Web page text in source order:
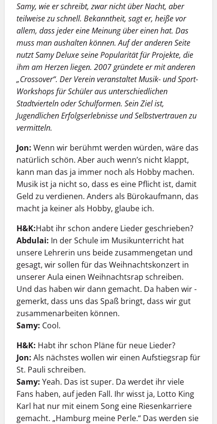
Samy, wie er schreibt, zwar nicht über Nacht, aber
teilweise zu schnell. Bekanntheit, sagt er, heiße vor
allem, dass jeder eine Meinung über einen hat. Das
muss man aushalten können. Auf der anderen Seite
nutzt Samy Deluxe seine Popularität für Projekte, die
ihm am Herzen liegen. 2007 gründete er mit anderen
„Crossover“. Der Verein veranstaltet Musik- und Sport-
Workshops für Schüler aus unterschiedlichen
Stadtvierteln oder Schulformen. Sein Ziel ist,
Jugendlichen Erfolgserlebnisse und Selbstvertrauen zu
vermitteln.
Jon: Wenn wir berühmt werden würden, wäre das
natürlich schön. Aber auch wenn’s nicht klappt,
kann man das ja immer noch als Hobby machen.
Musik ist ja nicht so, dass es eine Pflicht ist, damit
Geld zu verdienen. Anders als Bürokaufmann, das
macht ja keiner als Hobby, glaube ich.
H&K:Habt ihr schon andere Lieder geschrieben?
Abdulai: In der Schule im Musikunterricht hat
unsere Lehrerin uns beide zusammengetan und
gesagt, wir sollen für das ­Weihnachtskonzert in
unserer Aula einen Weihnachtsrap ­schreiben.
Und das haben wir dann gemacht. Da haben wir ­
gemerkt, dass uns das Spaß bringt, dass wir gut
zusammenarbeiten können.
Samy: Cool.
H&K: Habt ihr schon Pläne für neue Lieder?
Jon: Als nächstes wollen wir einen Aufstiegsrap für
St. Pauli schreiben.
Samy: Yeah. Das ist super. Da werdet ihr viele
Fans haben, auf jeden Fall. Ihr wisst ja, Lotto King
Karl hat nur mit einem Song eine Riesenkarriere
gemacht. „Hamburg meine Perle.“ Das werden sie